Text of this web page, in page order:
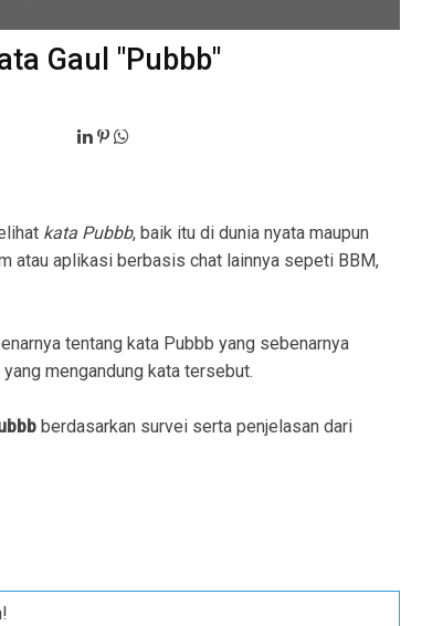
Gaul "Pubbb"
kata Pubbb, baik itu di dunia nyata maupun
atau aplikasi berbasis chat lainnya sepeti BBM,
tentang kata Pubbb yang sebenarnya
mengandung kata tersebut.
berdasarkan survei serta penjelasan dari